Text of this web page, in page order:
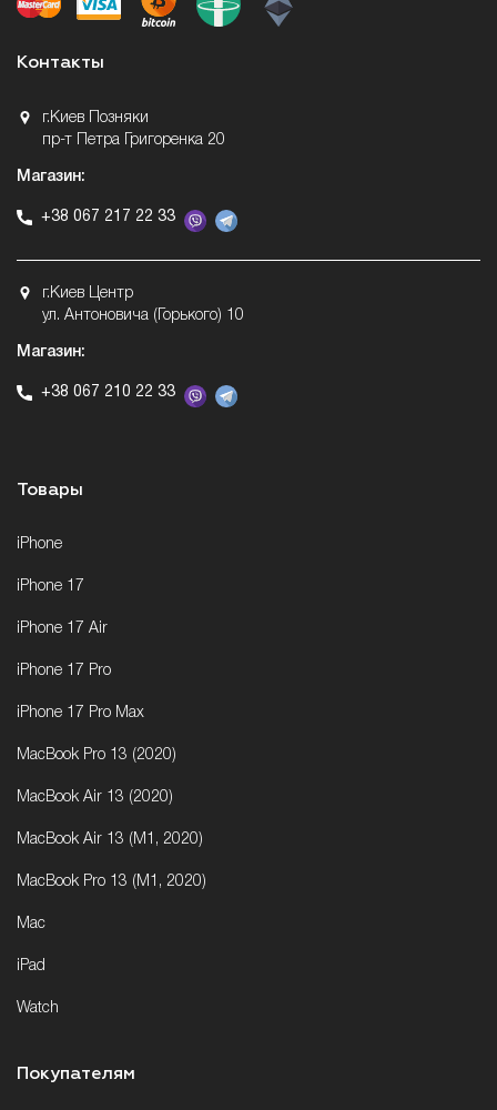
Контакты
г.Киев Позняки
пр-т Петра Григоренка 20
Магазин:
+38 067 217 22 33
г.Киев Центр
ул. Антоновича (Горького) 10
Магазин:
+38 067 210 22 33
Товары
iPhone
iPhone 17
iPhone 17 Air
iPhone 17 Pro
iPhone 17 Pro Max
MacBook Pro 13 (2020)
MacBook Air 13 (2020)
MacBook Air 13 (M1, 2020)
MacBook Pro 13 (M1, 2020)
Mac
iPad
Watch
Покупателям